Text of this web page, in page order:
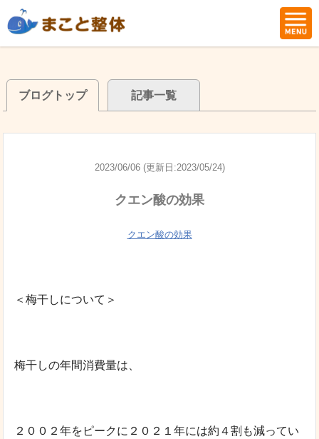
ブログトップ 記事一覧
2023/06/06 (更新日:2023/05/24)
クエン酸の効果
クエン酸の効果
＜梅干しについて＞
梅干しの年間消費量は、
２００２年をピークに２０２１年には約４割も減ってい